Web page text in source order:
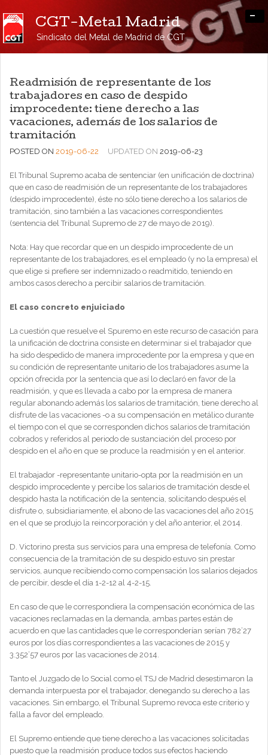
CGT-Metal Madrid
Sindicato del Metal de Madrid de CGT
-
Readmisión de representante de los
trabajadores en caso de despido
improcedente: tiene derecho a las
vacaciones, además de los salarios de
tramitación
POSTED ON 2019-06-22 UPDATED ON 2019-06-23
El Tribunal Supremo acaba de sentenciar (en unificación de doctrina)
que en caso de readmisión de un representante de los trabajadores
(despido improcedente), éste no sólo tiene derecho a los salarios de
tramitación, sino también a las vacaciones correspondientes
(sentencia del Tribunal Supremo de 27 de mayo de 2019).
Nota: Hay que recordar que en un despido improcedente de un
representante de los trabajadores, es el empleado (y no la empresa) el
que elige si prefiere ser indemnizado o readmitido, teniendo en
ambos casos derecho a percibir salarios de tramitación.
El caso concreto enjuiciado
La cuestión que resuelve el Spuremo en este recurso de casación para
la unificación de doctrina consiste en determinar si el trabajador que
ha sido despedido de manera improcedente por la empresa y que en
su condición de representante unitario de los trabajadores asume la
opción ofrecida por la sentencia que así lo declaró en favor de la
readmisión, y que es llevada a cabo por la empresa de manera
regular abonando además los salarios de tramitación, tiene derecho al
disfrute de las vacaciones -o a su compensación en metálico durante
el tiempo con el que se corresponden dichos salarios de tramitación
cobrados y referidos al periodo de sustanciación del proceso por
despido en el año en que se produce la readmisión y en el anterior.
El trabajador -representante unitario-opta por la readmisión en un
despido improcedente y percibe los salarios de tramitación desde el
despido hasta la notificación de la sentencia, solicitando después el
disfrute o, subsidiariamente, el abono de las vacaciones del año 2015
en el que se produjo la reincorporación y del año anterior, el 2014.
D. Victorino presta sus servicios para una empresa de telefonía. Como
consecuencia de la tramitación de su despido estuvo sin prestar
servicios, aunque recibiendo como compensación los salarios dejados
de percibir, desde el día 1-2-12 al 4-2-15.
En caso de que le correspondiera la compensación económica de las
vacaciones reclamadas en la demanda, ambas partes están de
acuerdo en que las cantidades que le corresponderían serían 782’27
euros por los días correspondientes a las vacaciones de 2015 y
3.352’57 euros por las vacaciones de 2014.
Tanto el Juzgado de lo Social como el TSJ de Madrid desestimaron la
demanda interpuesta por el trabajador, denegando su derecho a las
vacaciones. Sin embargo, el Tribunal Supremo revoca este criterio y
falla a favor del empleado.
El Supremo entiende que tiene derecho a las vacaciones solicitadas
puesto que la readmisión produce todos sus efectos haciendo